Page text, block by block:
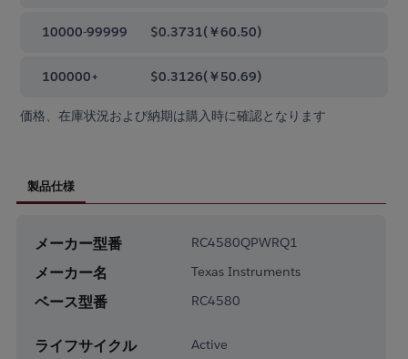
10000-99999 $0.3731(￥60.50)
100000+ $0.3126(￥50.69)
価格、在庫状況および納期は購入時に確認となります
製品仕様
メーカー型番 RC4580QPWRQ1
メーカー名 Texas Instruments
ベース型番 RC4580
ライフサイクル Active